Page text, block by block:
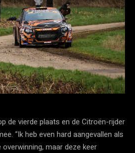
de vierde plaats en de Citroën-rijder
“Ik heb even hard aangevallen als
maar deze keer